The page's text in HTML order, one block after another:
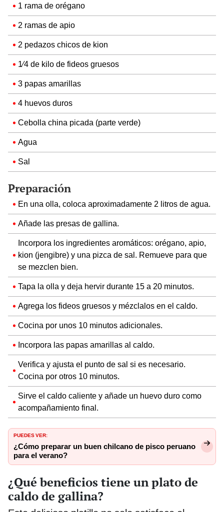
1 rama de orégano
2 ramas de apio
2 pedazos chicos de kion
1⁄4 de kilo de fideos gruesos
3 papas amarillas
4 huevos duros
Cebolla china picada (parte verde)
Agua
Sal
Preparación
En una olla, coloca aproximadamente 2 litros de agua.
Añade las presas de gallina.
Incorpora los ingredientes aromáticos: orégano, apio,
kion (jengibre) y una pizca de sal. Remueve para que
se mezclen bien.
Tapa la olla y deja hervir durante 15 a 20 minutos.
Agrega los fideos gruesos y mézclalos en el caldo.
Cocina por unos 10 minutos adicionales.
Incorpora las papas amarillas al caldo.
Verifica y ajusta el punto de sal si es necesario.
Cocina por otros 10 minutos.
Sirve el caldo caliente y añade un huevo duro como
acompañamiento final.
PUEDES VER:
¿Cómo preparar un buen chilcano de pisco peruano
para el verano?
¿Qué beneficios tiene un plato de
caldo de gallina?